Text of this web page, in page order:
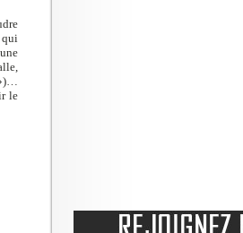
qui
le